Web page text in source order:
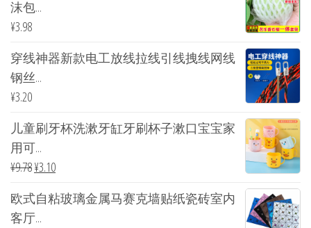
沫包...
¥3.98
穿线神器新款电工放线拉线引线拽线网线
钢丝...
¥3.20
儿童刷牙杯洗漱牙缸牙刷杯子漱口宝宝家
用可...
¥9.78¥3.10
欧式自粘玻璃金属马赛克墙贴纸瓷砖室内
客厅...